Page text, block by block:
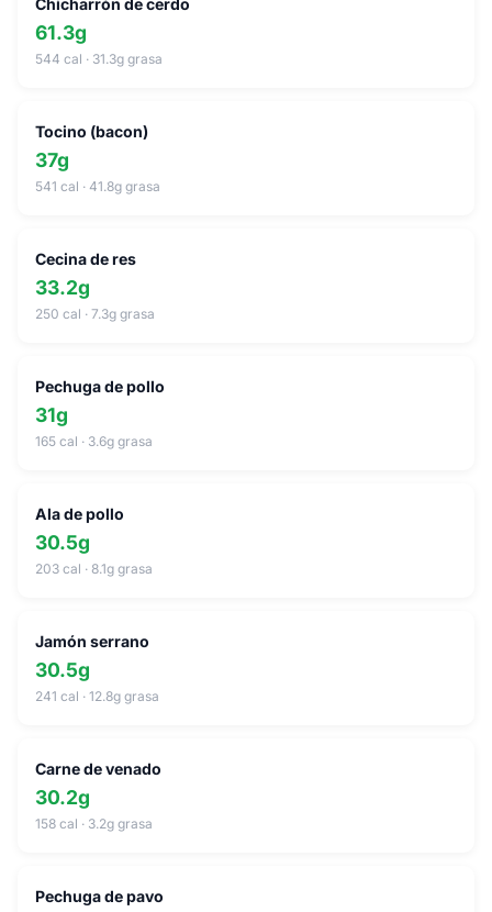
Chicharrón de cerdo
61.3g
544 cal · 31.3g grasa
Tocino (bacon)
37g
541 cal · 41.8g grasa
Cecina de res
33.2g
250 cal · 7.3g grasa
Pechuga de pollo
31g
165 cal · 3.6g grasa
Ala de pollo
30.5g
203 cal · 8.1g grasa
Jamón serrano
30.5g
241 cal · 12.8g grasa
Carne de venado
30.2g
158 cal · 3.2g grasa
Pechuga de pavo